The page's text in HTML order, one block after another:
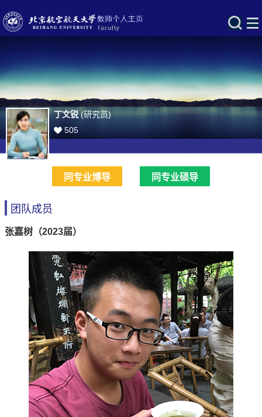
丁文锐(研究员)
505
同专业博导 同专业硕导
团队成员
张嘉树（2023届）